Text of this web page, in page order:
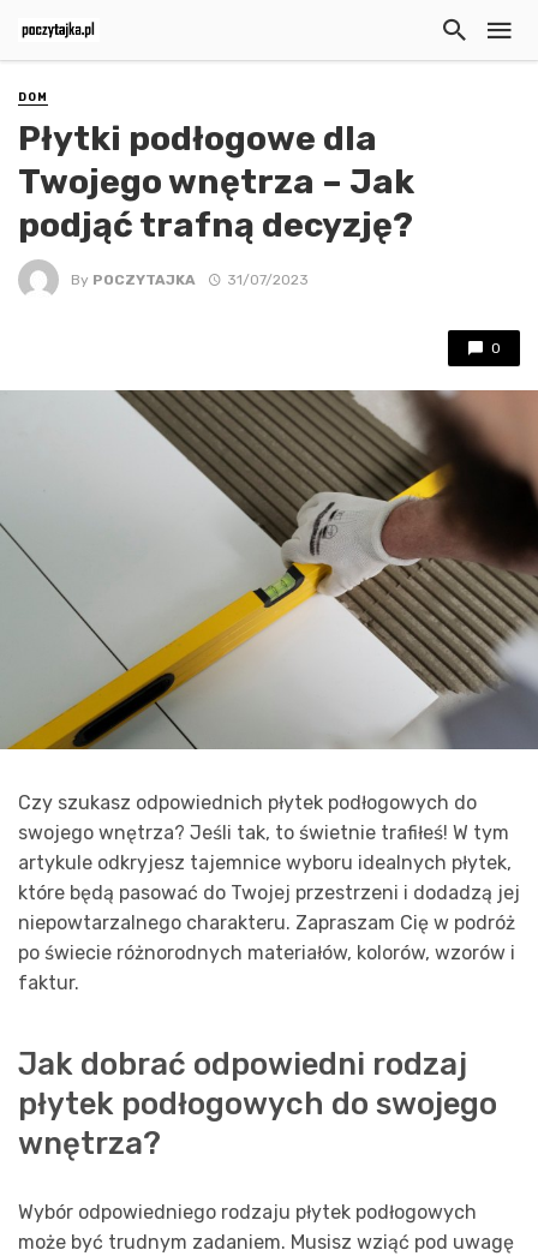
DOM
Płytki podłogowe dla
Twojego wnętrza – Jak
podjąć trafną decyzję?
By POCZYTAJKA 31/07/2023
0
Czy szukasz odpowiednich płytek podłogowych do
swojego wnętrza? Jeśli tak, to świetnie trafiłeś! W tym
artykule odkryjesz tajemnice wyboru idealnych płytek,
które będą pasować do Twojej przestrzeni i dodadzą jej
niepowtarzalnego charakteru. Zapraszam Cię w podróż
po świecie różnorodnych materiałów, kolorów, wzorów i
faktur.
Jak dobrać odpowiedni rodzaj
płytek podłogowych do swojego
wnętrza?
Wybór odpowiedniego rodzaju płytek podłogowych
może być trudnym zadaniem. Musisz wziąć pod uwagę